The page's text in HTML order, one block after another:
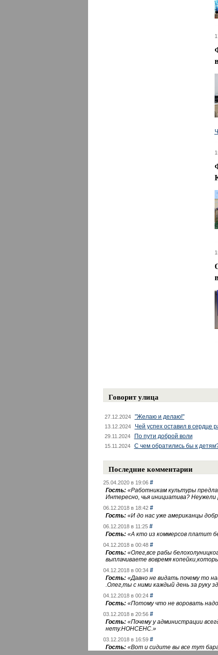
Говорит улица
27.12.2024 "Желаю и делаю!"
13.12.2024 Чей успех оставил в сердце
29.11.2024 По пути доброй воли
15.11.2024 С чем обратились бы к
Последние комментарии
25.04.2020 в 19:06 #
Гость: «Работникам культуры
Интересно, чья инициатива?
06.12.2018 в 18:42 #
Гость: «И до нас уже американцы
06.12.2018 в 11:25 #
Гость: «А кто из коммерсов платит
04.12.2018 в 00:48 #
Гость: «Олег,все рабы
выплачиваете вовремя
04.12.2018 в 00:34 #
Гость: «Давно не видать почему то
.Олег,ты с ними каждый день за руку
04.12.2018 в 00:24 #
Гость: «Потому что не воровать
03.12.2018 в 20:56 #
Гость: «Почему у администрации
нету.НОНСЕНС.»
03.12.2018 в 16:59 #
Гость: «Вот и сидите вы все тут